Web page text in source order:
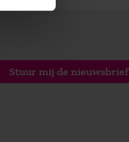
Stuur mij de nieuwsbrief